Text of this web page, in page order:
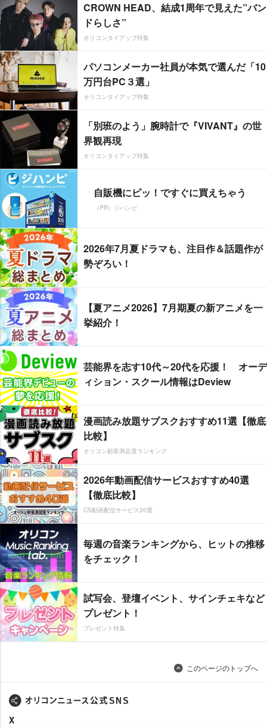
CROWN HEAD、結成1周年で見えた”バン
ドらしさ”
オリコンタイアップ特集
パソコンメーカー社員が本気で選んだ「10
万円台PC３選」
オリコンタイアップ特集
「別班のよう」腕時計で『VIVANT』の世
界観再現
オリコンタイアップ特集
自販機にピッ！ですぐに買えちゃう
（PR）ジハンピ
2026年7月夏ドラマも、注目作＆話題作が
勢ぞろい！
【夏アニメ2026】7月期夏の新アニメを一
挙紹介！
芸能界を志す10代～20代を応援！ オーデ
ィション・スクール情報はDeview
漫画読み放題サブスクおすすめ11選【徹底
比較】
オリコン顧客満足度ランキング
2026年動画配信サービスおすすめ40選
【徹底比較】
CS動画配信サービス20選
毎週の音楽ランキングから、ヒットの推移
をチェック！
試写会、登壇イベント、サインチェキなど
プレゼント！
プレゼント特集
このページのトップへ
X